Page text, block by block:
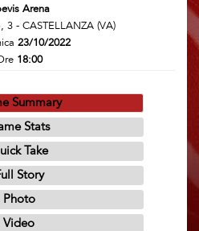
Arena
3 - CASTELLANZA (VA)
23/10/2022
18:00